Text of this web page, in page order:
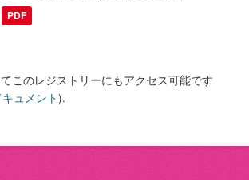
PDF
このレジストリーにもアクセス可能です
ュメント).